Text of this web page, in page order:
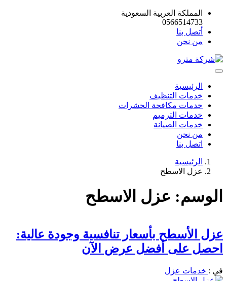
المملكة العربية السعودية
0566514733
أتصل بنا
من نحن
الرئيسية
خدمات التنظيف
خدمات مكافحة الحشرات
خدمات الترميم
خدمات الصيانة
من نحن
اتصل بنا
الرئيسية
عزل الاسطح
الوسم: عزل الاسطح
عزل الأسطح بأسعار تنافسية وجودة عالية:
احصل على أفضل عرض الآن
في : خدمات عزل